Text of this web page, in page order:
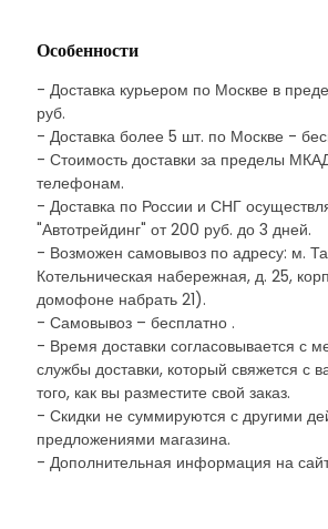
Особенности
- Доставка курьером по Москве в
руб.
- Доставка более 5 шт. по Москве -
- Стоимость доставки за пределы
телефонам.
- Доставка по России и СНГ
"Автотрейдинг" от 200 руб. до 3 дней.
- Возможен самовывоз по адресу: м.
Котельническая набережная, д. 25,
домофоне набрать 21).
- Самовывоз – бесплатно .
- Время доставки согласовывается с
службы доставки, который свяжется с
того, как вы разместите свой заказ.
- Скидки не суммируются с другими
предложениями магазина.
- Дополнительная информация на